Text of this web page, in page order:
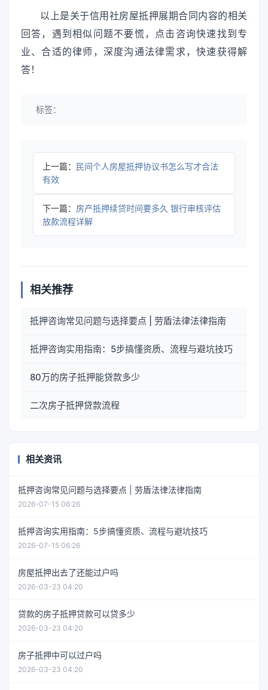
以上是关于信用社房屋抵押展期合同内容的相关
回答，遇到相似问题不要慌，点击咨询快速找到专
业、合适的律师，深度沟通法律需求，快速获得解
答！
标签：
上一篇： 民间个人房屋抵押协议书怎么写才合法
有效
下一篇： 房产抵押续贷时间要多久 银行审核评估
放款流程详解
相关推荐
抵押咨询常见问题与选择要点 | 劳盾法律法律指南
抵押咨询实用指南：5步搞懂资质、流程与避坑技巧
80万的房子抵押能贷款多少
二次房子抵押贷款流程
相关资讯
抵押咨询常见问题与选择要点 | 劳盾法律法律指南
2026-07-15 06:26
抵押咨询实用指南：5步搞懂资质、流程与避坑技巧
2026-07-15 06:26
房屋抵押出去了还能过户吗
2026-03-23 04:20
贷款的房子抵押贷款可以贷多少
2026-03-23 04:20
房子抵押中可以过户吗
2026-03-23 04:20